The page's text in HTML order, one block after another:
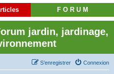
F O R U M
jardin, jardinage,
Connexion
S’enregistrer